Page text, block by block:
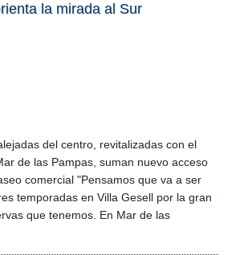
la mirada al Sur
del centro, revitalizadas con el
de las Pampas, suman nuevo acceso
comercial "Pensamos que va a ser
temporadas en Villa Gesell por la gran
que tenemos. En Mar de las